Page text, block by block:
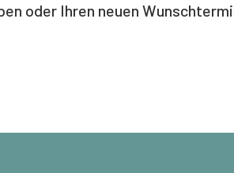
oder Ihren neuen